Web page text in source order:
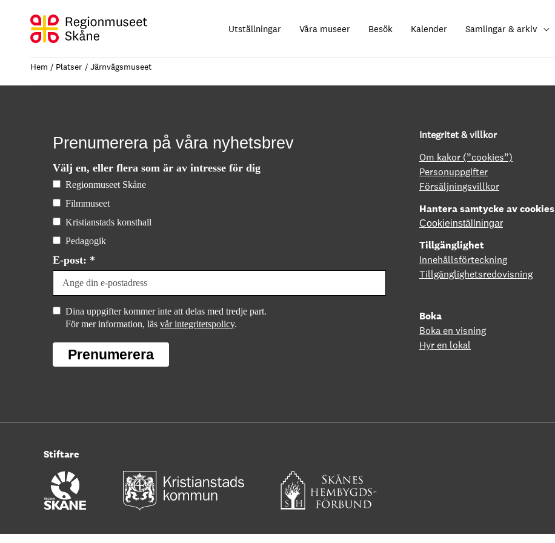
innehåll
Utställningar Våra museer Besök Kalender Samlingar & arkiv
Hem Platser Järnvägsmuseet
Prenumerera på våra nyhetsbrev
Välj en, eller flera som är av intresse för dig
Regionmuseet Skåne
Filmmuseet
Kristianstads konsthall
Pedagogik
E-post: *
Dina uppgifter kommer inte att delas med tredje part.
För mer information, läs vår integritetspolicy.
Prenumerera
Integritet & villkor
Om kakor (”cookies”)
Personuppgifter
Försäljningsvillkor
Hantera samtycke av cookies
Cookieinställningar
Tillgänglighet
Innehållsförteckning
Tillgänglighetsredovisning
Boka
Boka en visning
Hyr en lokal
Stiftare